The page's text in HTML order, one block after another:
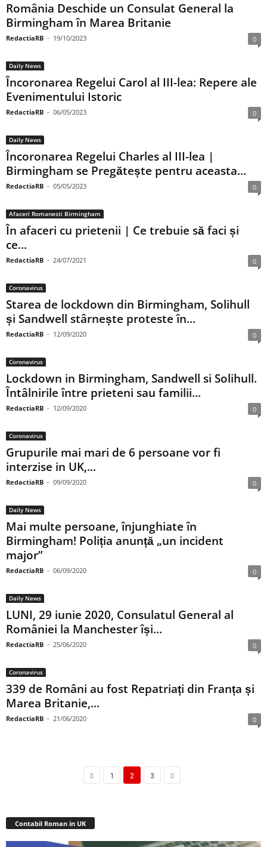
România Deschide un Consulat General la
Birmingham în Marea Britanie
RedactiaRB - 19/10/2023 0
Daily News
Încoronarea Regelui Carol al III-lea: Repere ale
Evenimentului Istoric
RedactiaRB - 06/05/2023 0
Daily News
Încoronarea Regelui Charles al III-lea |
Birmingham se Pregătește pentru aceasta...
RedactiaRB - 05/05/2023 0
Afaceri Romanesti Birmingham
În afaceri cu prietenii | Ce trebuie să faci și
ce...
RedactiaRB - 24/07/2021 0
Coronavirus
Starea de lockdown din Birmingham, Solihull
și Sandwell stârnește proteste în...
RedactiaRB - 12/09/2020 0
Coronavirus
Lockdown in Birmingham, Sandwell si Solihull.
Întâlnirile între prieteni sau familii...
RedactiaRB - 12/09/2020 0
Coronavirus
Grupurile mai mari de 6 persoane vor fi
interzise in UK,...
RedactiaRB - 09/09/2020 0
Daily News
Mai multe persoane, înjunghiate în
Birmingham! Poliția anunță „un incident
major”
RedactiaRB - 06/09/2020 0
Daily News
LUNI, 29 iunie 2020, Consulatul General al
României la Manchester își...
RedactiaRB - 25/06/2020 0
Coronavirus
339 de Români au fost Repatriați din Franța și
Marea Britanie,...
RedactiaRB - 21/06/2020 0
1 2 3
Contabil Roman in UK